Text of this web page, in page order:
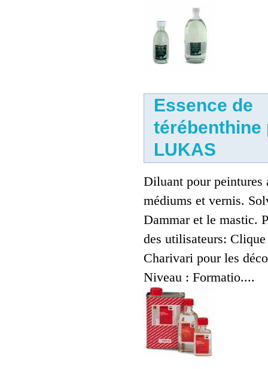
Essence de
térébenthine
LUKAS
Diluant pour peintures
médiums et vernis.
Dammar et le mastic.
des utilisateurs:
Charivari pour les
Niveau : Formatio....